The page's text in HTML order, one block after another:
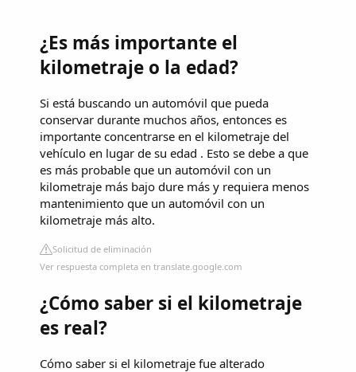
¿Es más importante el
kilometraje o la edad?
Si está buscando un automóvil que pueda
conservar durante muchos años, entonces es
importante concentrarse en el kilometraje del
vehículo en lugar de su edad . Esto se debe a que
es más probable que un automóvil con un
kilometraje más bajo dure más y requiera menos
mantenimiento que un automóvil con un
kilometraje más alto.
Solicitud de eliminación
Ver respuesta completa en translate.google.com
¿Cómo saber si el kilometraje
es real?
Cómo saber si el kilometraje fue alterado